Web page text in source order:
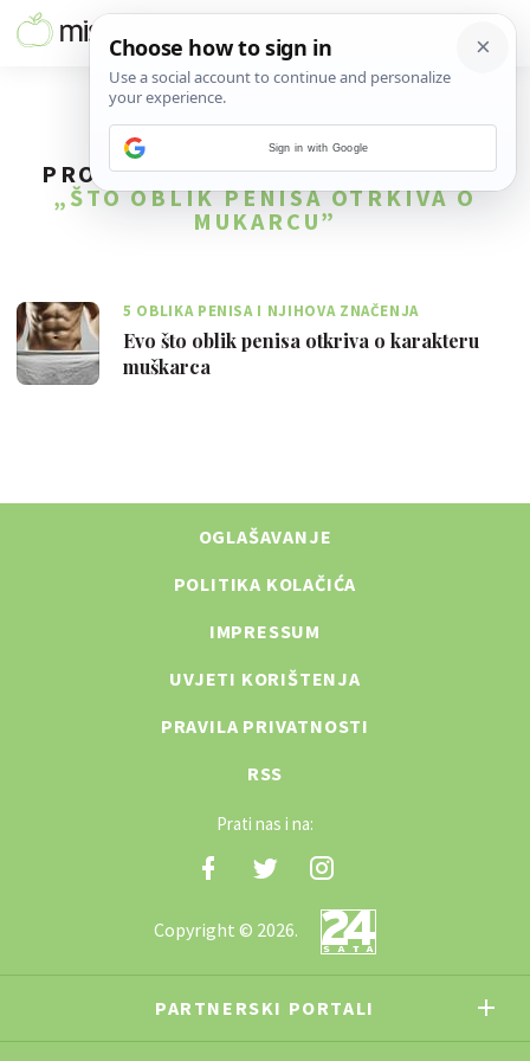
PRONAĐENO1REZULTATA ZA TAG
„ŠTO OBLIK PENISA OTRKIVA O
MUKARCU”
5 OBLIKA PENISA I NJIHOVA ZNAČENJA
Evo što oblik penisa otkriva o karakteru
muškarca
OGLAŠAVANJE
POLITIKA KOLAČIĆA
IMPRESSUM
UVJETI KORIŠTENJA
PRAVILA PRIVATNOSTI
RSS
Prati nas i na:
Copyright © 2026.
PARTNERSKI PORTALI
Sign in with Google